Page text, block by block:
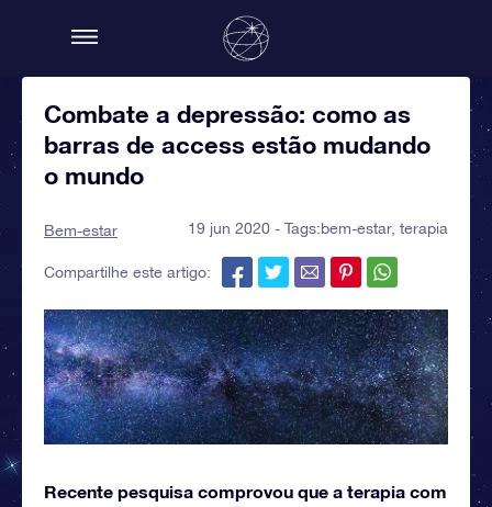
Combate a depressão: como as
barras de access estão mudando
o mundo
Bem-estar 19 jun 2020 - Tags:bem-estar, terapia
Compartilhe este artigo:
Recente pesquisa comprovou que a terapia com